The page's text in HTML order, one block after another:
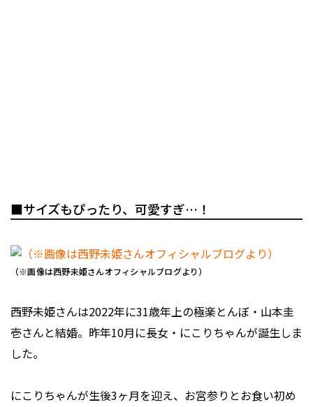
■サイズもぴったり、可愛すぎ…！
（※画像は西野未姫さんオフィシャルブログより）
西野未姫さんは2022年に31歳年上の極楽とんぼ・山本圭
壱さんと結婚。昨年10月に長女・にこりちゃんが誕生しま
した。
にこりちゃんが生後3ヶ月を迎え、お宮参りとお食い初め